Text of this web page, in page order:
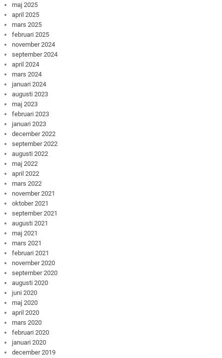
maj 2025
april 2025
mars 2025
februari 2025
november 2024
september 2024
april 2024
mars 2024
januari 2024
augusti 2023
maj 2023
februari 2023
januari 2023
december 2022
september 2022
augusti 2022
maj 2022
april 2022
mars 2022
november 2021
oktober 2021
september 2021
augusti 2021
maj 2021
mars 2021
februari 2021
november 2020
september 2020
augusti 2020
juni 2020
maj 2020
april 2020
mars 2020
februari 2020
januari 2020
december 2019